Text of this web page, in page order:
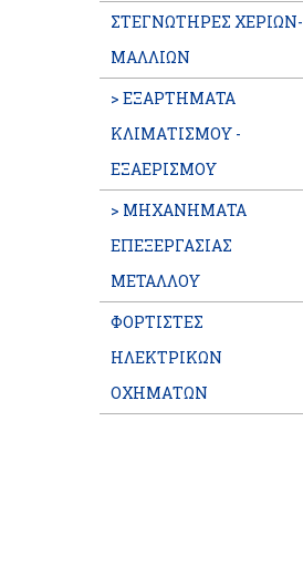
ΣΤΕΓΝΩΤΗΡΕΣ ΧΕΡΙΩΝ-
ΜΑΛΛΙΩΝ
> ΕΞΑΡΤΗΜΑΤΑ
ΚΛΙΜΑΤΙΣΜΟΥ -
ΕΞΑΕΡΙΣΜΟΥ
> ΜΗΧΑΝΗΜΑΤΑ
ΕΠΕΞΕΡΓΑΣΙΑΣ
ΜΕΤΑΛΛΟΥ
ΦΟΡΤΙΣΤΕΣ
ΗΛΕΚΤΡΙΚΩΝ
ΟΧΗΜΑΤΩΝ